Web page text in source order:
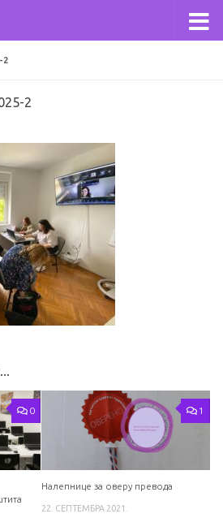
2
2
0 1
Налепнице за оверу превода
22. СЕПТЕМБРА 2021.